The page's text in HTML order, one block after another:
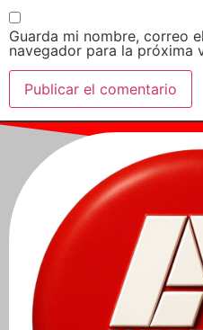
Guarda mi nombre, correo
navegador para la próxima